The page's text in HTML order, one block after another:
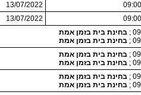
09:00
13/07/2022
09:00
13/07/2022
בחינת בית בזמן אמת
בחינת בית בזמן אמת
בחינת בית בזמן אמת
בחינת בית בזמן אמת
בחינת בית בזמן אמת
בחינת בית בזמן אמת